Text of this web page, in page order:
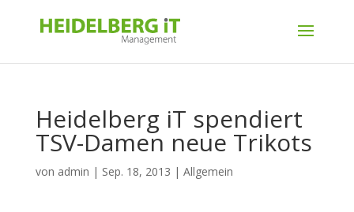
Heidelberg iT spendiert
TSV-Damen neue Trikots
von admin | Sep. 18, 2013 | Allgemein